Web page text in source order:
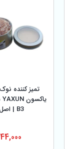
تمیز کننده
B3 | اصل